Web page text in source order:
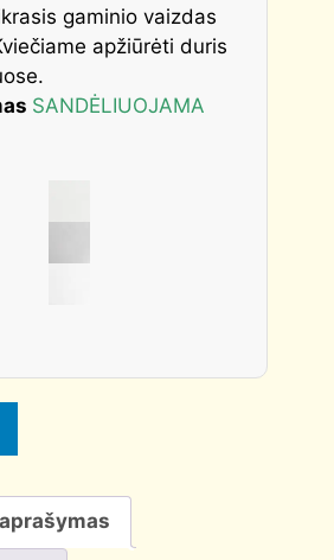
gaminio vaizdas
apžiūrėti duris
SANDĖLIUOJAMA